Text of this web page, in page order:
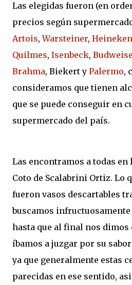
Las elegidas fueron (en
precios según
Artois,Warsteiner, Heineken
Quilmes, Isenbeck,
Brahma, Biekert y Palermo,
consideramos que tienen
que se puede conseguir en
supermercado del país.
Las encontramos a todas en
Coto de Scalabrini Ortiz. Lo
fueron vasos descartables
buscamos
hasta que al final nos dimos
íbamos a juzgar por su
ya que generalmente estas
parecidas en ese sentido,